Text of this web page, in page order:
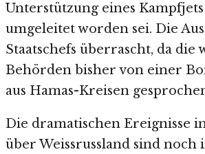
Unterstützung eines
umgeleitet worden sei. Die
Staatschefs überrascht, da die
Behörden bisher von einer
aus Hamas-Kreisen
Die dramatischen Ereignisse
über Weissrussland sind noch